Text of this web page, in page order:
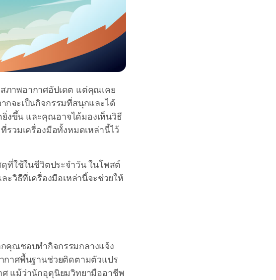
ภาพอากาศอัปเดต แต่คุณเคย
กจะเป็นกิจกรรมที่สนุกและได้
งขึ้น และคุณอาจได้มองเห็นวิธี
รวมเครื่องมือทั้งหมดเหล่านี้ไว้
ดุที่ใช้ในชีวิตประจำวัน ในโพสต์
ะวิธีที่เครื่องมือเหล่านี้จะช่วยให้
กคุณชอบทำกิจกรรมกลางแจ้ง
กาศพื้นฐานช่วยติดตามตัวแปร
แม้ว่านักอุตุนิยมวิทยามืออาชีพ